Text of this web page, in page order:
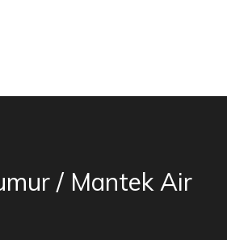
/ Mantek Air